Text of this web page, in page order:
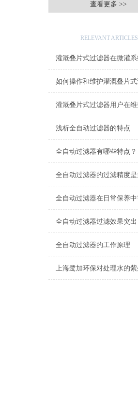
查看更多 >>
RELEVANT ARTICLES
如何操作和维护灌溉叠片
浅析全自动过滤器的特点
全自动过滤器有哪些特点？
全自动过滤器的工作原理